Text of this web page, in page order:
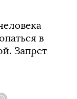
в
Запрет